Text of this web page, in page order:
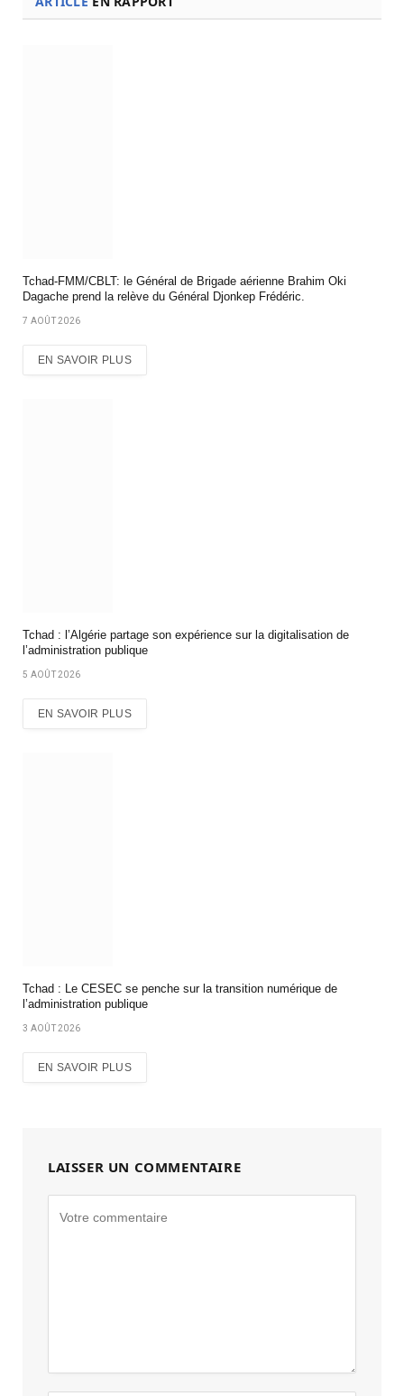
Tchad-FMM/CBLT: le Général de Brigade aérienne Brahim Oki
Dagache prend la relève du Général Djonkep Frédéric.
7 AOÛT 2026
EN SAVOIR PLUS
Tchad : l’Algérie partage son expérience sur la digitalisation de
l’administration publique
5 AOÛT 2026
EN SAVOIR PLUS
Tchad : Le CESEC se penche sur la transition numérique de
l’administration publique
3 AOÛT 2026
EN SAVOIR PLUS
LAISSER UN COMMENTAIRE